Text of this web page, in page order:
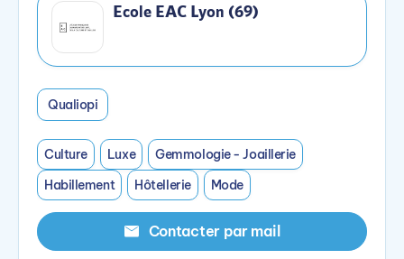
Ecole EAC Lyon (69)
Qualiopi
Culture Luxe
Gemmologie - Joaillerie
Habillement
Hôtellerie Mode
Contacter par mail